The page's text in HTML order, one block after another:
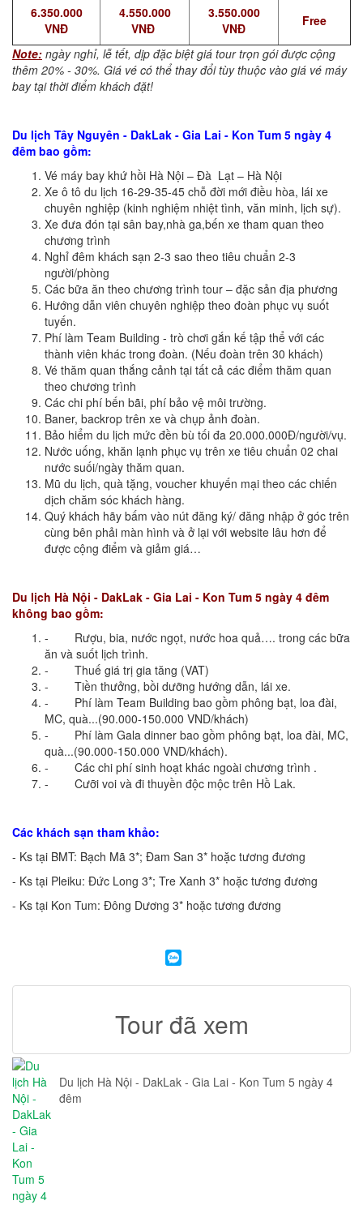
6.350.000
VNĐ
4.550.000
VNĐ
3.550.000
VNĐ
Free
Note: ngày nghỉ, lễ tết, dịp đặc biệt giá tour trọn gói được cộng
thêm 20% - 30%. Giá vé có thể thay đổi tùy thuộc vào giá vé máy
bay tại thời điểm khách đặt!
Du lịch Tây Nguyên - DakLak - Gia Lai - Kon Tum 5 ngày 4
đêm bao gồm:
Vé máy bay khứ hồi Hà Nội – Đà Lạt – Hà Nội
Xe ô tô du lịch 16-29-35-45 chỗ đời mới điều hòa, lái xe
chuyên nghiệp (kinh nghiệm nhiệt tình, văn minh, lịch sự).
Xe đưa đón tại sân bay,nhà ga,bến xe tham quan theo
chương trình
Nghỉ đêm khách sạn 2-3 sao theo tiêu chuẩn 2-3
người/phòng
Các bữa ăn theo chương trình tour – đặc sản địa phương
Hướng dẫn viên chuyên nghiệp theo đoàn phục vụ suốt
tuyến.
Phí làm Team Building - trò chơi gắn kế tập thể với các
thành viên khác trong đoàn. (Nếu đoàn trên 30 khách)
Vé thăm quan thắng cảnh tại tất cả các điểm thăm quan
theo chương trình
Các chi phí bến bãi, phí bảo vệ môi trường.
Baner, backrop trên xe và chụp ảnh đoàn.
Bảo hiểm du lịch mức đền bù tối đa 20.000.000Đ/người/vụ.
Nước uống, khăn lạnh phục vụ trên xe tiêu chuẩn 02 chai
nước suối/ngày thăm quan.
Mũ du lịch, quà tặng, voucher khuyến mại theo các chiến
dịch chăm sóc khách hàng.
Quý khách hãy bấm vào nút đăng ký/ đăng nhập ở góc trên
cùng bên phải màn hình và ở lại với website lâu hơn để
được cộng điểm và giảm giá…
Du lịch Hà Nội - DakLak - Gia Lai - Kon Tum 5 ngày 4 đêm
không bao gồm:
- Rượu, bia, nước ngọt, nước hoa quả…. trong các bữa
ăn và suốt lịch trình.
- Thuế giá trị gia tăng (VAT)
- Tiền thưởng, bồi dưỡng hướng dẫn, lái xe.
- Phí làm Team Building bao gồm phông bạt, loa đài,
MC, quà...(90.000-150.000 VND/khách)
- Phí làm Gala dinner bao gồm phông bạt, loa đài, MC,
quà...(90.000-150.000 VND/khách).
- Các chi phí sinh hoạt khác ngoài chương trình .
- Cưỡi voi và đi thuyền độc mộc trên Hồ Lak.
Các khách sạn tham khảo:
- Ks tại BMT: Bạch Mã 3*; Đam San 3* hoặc tương đương
- Ks tại Pleiku: Đức Long 3*; Tre Xanh 3* hoặc tương đương
- Ks tại Kon Tum: Đông Dương 3* hoặc tương đương
Tour đã xem
Du lịch Hà Nội - DakLak - Gia Lai - Kon Tum 5 ngày 4
đêm